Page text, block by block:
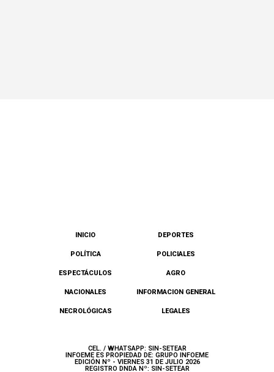
INICIO DEPORTES
POLÍTICA POLICIALES
ESPECTÁCULOS AGRO
NACIONALES INFORMACION GENERAL
NECROLÓGICAS LEGALES
CEL. / WHATSAPP: SIN-SETEAR
INFOEME ES PROPIEDAD DE: GRUPO INFOEME
EDICIÓN Nº - VIERNES 31 DE JULIO 2026
REGISTRO DNDA Nº: SIN-SETEAR